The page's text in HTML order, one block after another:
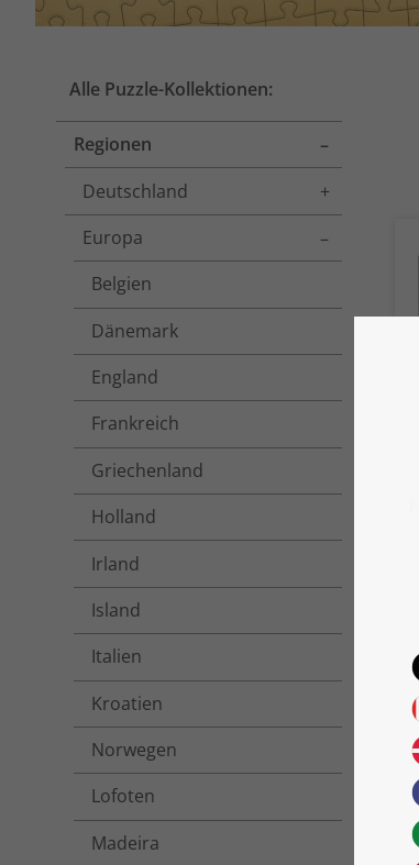
Alle Puzzle-Kollektionen:
Regionen
Toggle menu
Deutschland
Toggle menu
Europa
Toggle menu
Belgien
Dänemark
England
Frankreich
Griechenland
Holland
Irland
Island
Italien
Kroatien
Norwegen
Lofoten
Madeira